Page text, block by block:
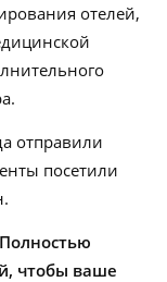
отелей,
отправили
посетили
чтобы ваше